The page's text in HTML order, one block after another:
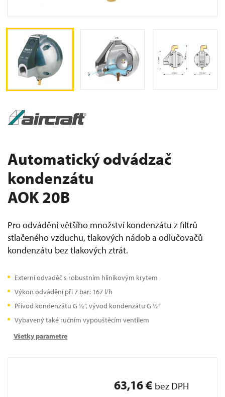
Automatický odvádzač
kondenzátu
AOK 20B
Pro odvádění většího množství kondenzátu z filtrů
stlačeného vzduchu, tlakových nádob a odlučovačů
kondenzátu bez tlakových ztrát.
Externí odvaděč s robustním hliníkovým krytem
Výkon odvádění při 7 bar: 167 l/h
Přívod kondenzátu G ½“, vývod kondenzátu G ½“
Vybavený také ručním vypouštěcím ventilem
Všetky parametre
63,16 € bez DPH